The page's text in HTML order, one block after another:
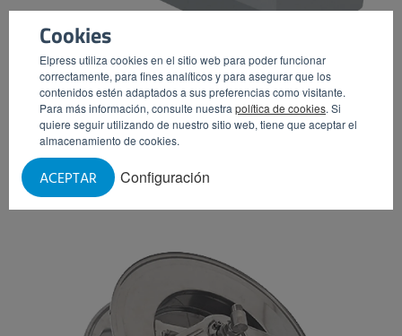
Cookies
Elpress utiliza cookies en el sitio web para poder funcionar
correctamente, para fines analíticos y para asegurar que los
contenidos estén adaptados a sus preferencias como visitante.
Para más información, consulte nuestra política de cookies. Si
quiere seguir utilizando de nuestro sitio web, tiene que aceptar el
almacenamiento de cookies.
Configuración
ACEPTAR
LAVABOS (CANALES DE LAVADO)